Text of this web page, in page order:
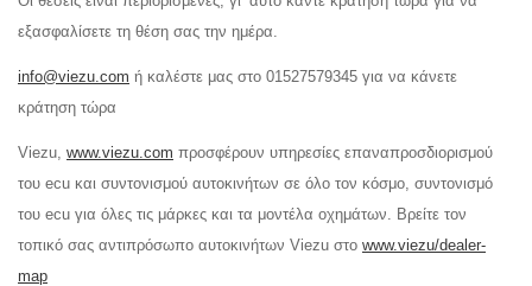
εξασφαλίσετε τη θέση σας την ημέρα.
info@viezu.com ή καλέστε μας στο 01527579345 για να κάνετε
κράτηση τώρα
Viezu, www.viezu.com προσφέρουν υπηρεσίες επαναπροσδιορισμού
του ecu και συντονισμού αυτοκινήτων σε όλο τον κόσμο, συντονισμό
του ecu για όλες τις μάρκες και τα μοντέλα οχημάτων. Βρείτε τον
τοπικό σας αντιπρόσωπο αυτοκινήτων Viezu στο www.viezu/dealer-
map